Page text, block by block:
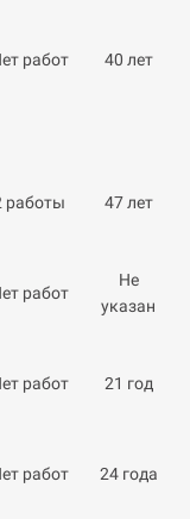
работ 40 лет
работы 47 лет
работ
Не
указан
работ 21 год
работ 24 года